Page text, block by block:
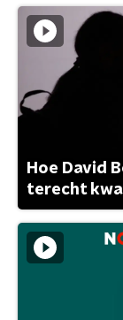
Hoe David
terecht